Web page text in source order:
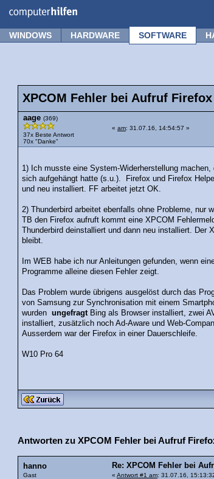
WINDOWS HARDWARE SOFTWARE
XPCOM Fehler bei Aufruf
aage (369)
37x Beste Antwort
70x "Danke"
« am: 31.07.16, 14:54:57 »
1) Ich musste eine System-Widerherstellung machen,
sich aufgehängt hatte (s.u.). Firefox und Firefox
und neu installiert. FF arbeitet jetzt OK.
2) Thunderbird arbeitet ebenfalls ohne Probleme, nur
TB den Firefox aufruft kommt eine XPCOM
Thunderbird deinstalliert und dann neu installiert. Der
bleibt.
Im WEB habe ich nur Anleitungen gefunden, wenn
Programme alleine diesen Fehler zeigt.
Das Problem wurde übrigens ausgelöst durch das
von Samsung zur Synchronisation mit einem
wurdenungefragt Bing als Browser installiert, zwei
installiert, zusätzlich noch Ad-Aware und Web-
Ausserdem war der Firefox in einer Dauerschleife.
W10 Pro 64
Antworten zu XPCOM Fehler bei Aufruf
hanno
Gast
Re: XPCOM Fehler bei
« Antwort #1 am: 31.07.16,